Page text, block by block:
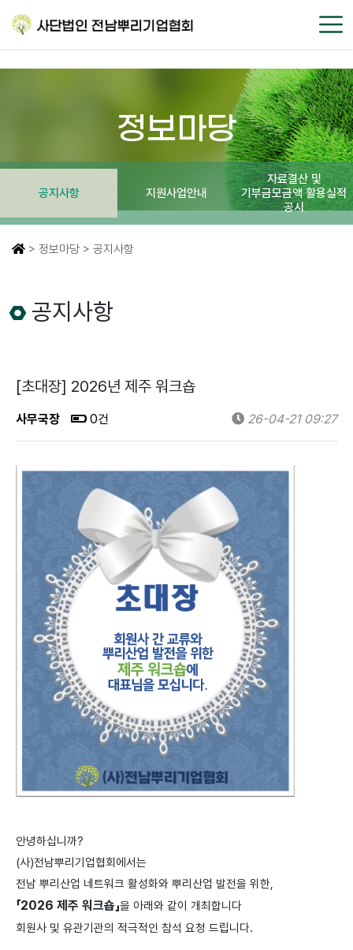
정보마당
공지사항 지원사업안내
자료결산 및
기부금모금액 활용실적
공시
> 정보마당 > 공지사항
공지사항
[초대장] 2026년 제주 워크숍
사무국장 0건 26-04-21 09:27
안녕하십니까?
(사)전남뿌리기업협회에서는
전남 뿌리산업 네트워크 활성화와 뿌리산업 발전을 위한,
「2026 제주 워크숍」을 아래와 같이 개최합니다
회원사 및 유관기관의 적극적인 참석 요청 드립니다.